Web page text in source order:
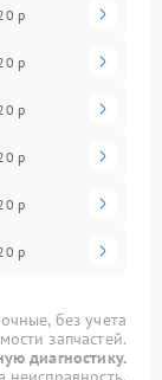
р
р
р
р
р
р
без учета
запчастей.
диагностику.